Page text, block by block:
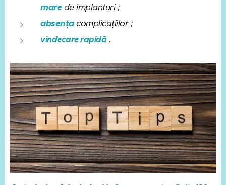
marede implanturi ;
absențacomplicațiilor ;
vindecare rapidă.